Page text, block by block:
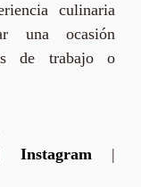
culinaria
una ocasión
de trabajo o
Instagram |